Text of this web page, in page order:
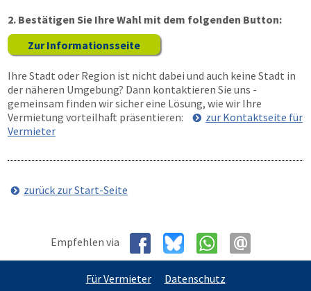
2. Bestätigen Sie Ihre Wahl mit dem folgenden Button:
Zur Informationsseite
Ihre Stadt oder Region ist nicht dabei und auch keine Stadt in
der näheren Umgebung? Dann kontaktieren Sie uns -
gemeinsam finden wir sicher eine Lösung, wie wir Ihre
Vermietung vorteilhaft präsentieren:
zur Kontaktseite für
Vermieter
zurück zur Start-Seite
Empfehlen via
Für Vermieter Datenschutz